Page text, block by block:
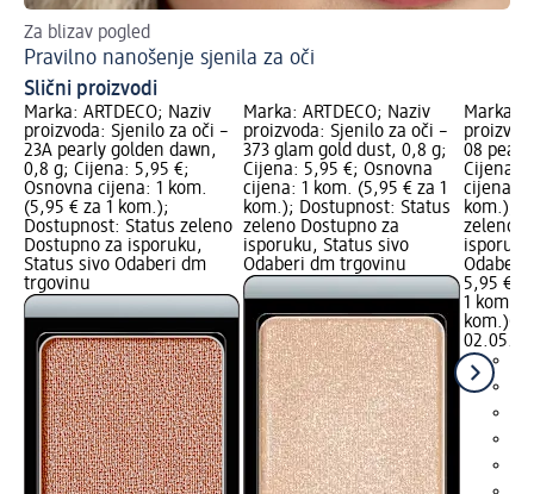
Za blizav pogled
Pravilno nanošenje sjenila za oči
Slični proizvodi
Marka: ARTDECO; Naziv
proizvoda: Sjenilo za oči –
23A pearly golden dawn,
0,8 g; Cijena: 5,95 €;
Osnovna cijena: 1 kom.
(5,95 € za 1 kom.);
Dostupnost: Status zeleno
Dostupno za isporuku,
Status sivo Odaberi dm
trgovinu
Marka: ARTDECO; Naziv
proizvoda: Sjenilo za oči –
373 glam gold dust, 0,8 g;
Cijena: 5,95 €; Osnovna
cijena: 1 kom. (5,95 € za 1
kom.); Dostupnost: Status
zeleno Dostupno za
isporuku, Status sivo
Odaberi dm trgovinu
Marka:
08
Cijena:
cijena: 1
kom.);
zeleno
Odaberi
5,95 €
1 kom.
kom.)